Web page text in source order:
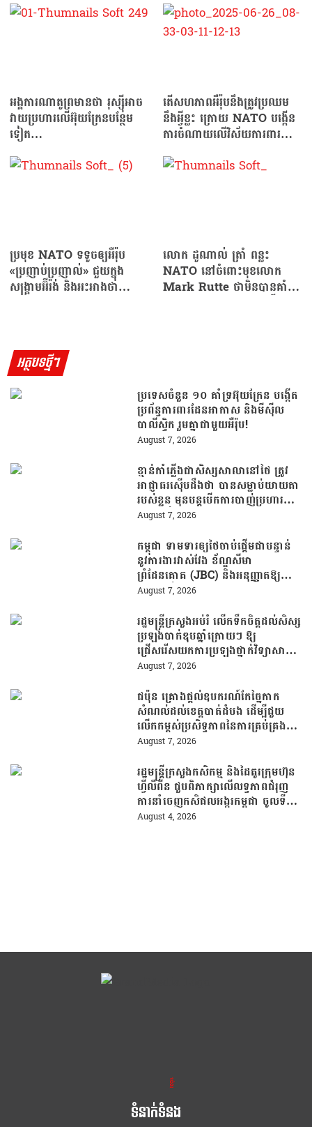
អង្គការណាតូព្រមានថា រុស្ស៊ីអាច
វាយប្រហារលើអ៊ុយក្រែនបន្ថែម
ទៀត…
តើសហភាពអឺរ៉ុបនឹងត្រូវប្រឈម
នឹងអ្វីខ្លះ ក្រោយ NATO បង្កើន
ការចំណាយលើវិស័យការពារជាតិ
ប្រមុខ NATO ទទូចឲ្យអឺរ៉ុប
«ប្រញាប់ប្រញាល់» ជួយក្នុង
សង្គ្រាមអ៊ីរ៉ង់ និងអះអាងថា…
លោក ដូណាល់ ត្រាំ ពន្លះ
NATO នៅចំពោះមុខលោក
Mark Rutte ថាមិនបានគាំទ្រ
អត្ថបទថ្មីៗ
ប្រទេសចំនួន ១០ គាំទ្រអ៊ុយក្រែន បង្កើត
ប្រព័ន្ធការពារដែនអាកាស និងមីស៊ីល
បាលីស្ទិក រួមគ្នាជាមួយអឺរ៉ុប!
August 7, 2026
ខ្មាន់កាំភ្លើងជាសិស្សសាលានៅថៃ ត្រូវ
អាជ្ញាធរស៊ើបដឹងថា បានសម្លាប់យាយតា
របស់ខ្លួន មុនបន្តបើកការបាញ់ប្រហារនៅ
សាលារៀន
August 7, 2026
កម្ពុជា ទាមទារឲ្យថៃចាប់ផ្តើមជាបន្ទាន់
នូវការងារវាស់វែង ខ័ណ្ឌសីមា
ព្រំដែនគោគ (JBC) និងអនុញ្ញាតឱ្យ
ពលរដ្ឋភៀសសឹកវិលទៅលំនៅឋានវិញ
August 7, 2026
រដ្ឋមន្រ្តីក្រសួងអប់រំ លើកទឹកចិត្តដល់សិស្ស
ប្រឡងបាក់ឌុបឆ្នាំក្រោយៗ ឱ្យ
ជ្រើសរើសយកការប្រឡងថ្នាក់វិទ្យាសាស្ត្រ
ដើម្បីឆ្លើយតបទៅនឹងតម្រូវការធនធាន
August 7, 2026
ជប៉ុន គ្រោងផ្តល់ឧបករណ៍កែច្នៃកាក
សំណល់ដល់ខេត្តបាត់ដំបង ដើម្បីជួយ
លើកកម្ពស់ប្រសិទ្ធភាពនៃការគ្រប់គ្រង
សំណល់
August 7, 2026
រដ្ឋមន្រ្តីក្រសួងកសិកម្ម និងដៃគូរក្រុមហ៊ុន
ហ្វីលីពីន ជួបពិភាក្សាលើលទ្ធភាពជំរុញ
ការនាំចេញកសិផលអង្ករកម្ពុជា ចូលទី
ផ្សារហ្វីលីពីន
August 4, 2026
ខ្លឹម ខ្លី រហ័ស
ទំនាក់ទំនង